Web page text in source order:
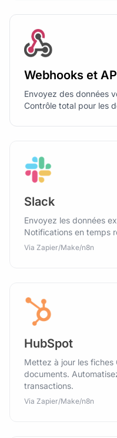
Webhooks et
Envoyez des données
Contrôle total pour les
Slack
Envoyez les données
Notifications en temps
Via Zapier/Make/n8n
HubSpot
Mettez à jour les fiches
documents.
transactions.
Via Zapier/Make/n8n